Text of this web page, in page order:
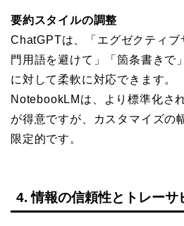
要約スタイルの調整
ChatGPTは、「エグゼクティブ
門用語を避けて」「箇条書きで
に対して柔軟に対応できます。
NotebookLMは、より標準化さ
が得意ですが、カスタマイズの
限定的です。
4. 情報の信頼性とトレーサ